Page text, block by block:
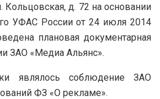
Кольцовская, д. 72 на основании
УФАС России от 24 июля 2014
плановая документарная
ЗАО «Медиа Альянс».
являлось соблюдение ЗАО
ФЗ «О рекламе».